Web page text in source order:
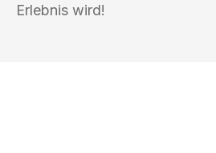
Erlebnis wird!